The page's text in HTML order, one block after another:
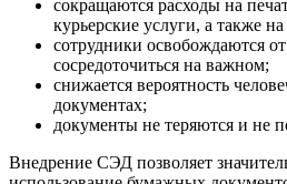
сокращаются расходы на
курьерские услуги, а также
сотрудники освобождаются
сосредоточиться на важном;
снижается вероятность
документах;
документы не теряются и не
Внедрение СЭД позволяет